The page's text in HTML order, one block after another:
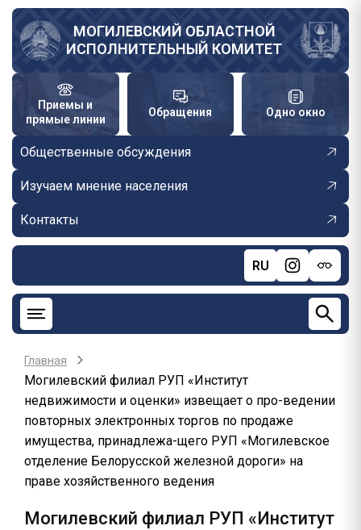
Перейти
основному
содержанию
МОГИЛЕВСКИЙ ОБЛАСТНОЙ
ИСПОЛНИТЕЛЬНЫЙ КОМИТЕТ
Приемы и
прямые линии
Обращения Одно окно
Общественные обсуждения
Изучаем мнение населения
Контакты
RU
Главная
Могилевский филиал РУП «Институт
недвижимости и оценки» извещает о про-ведении
повторных электронных торгов по продаже
имущества, принадлежа-щего РУП «Могилевское
отделение Белорусской железной дороги» на
праве хозяйственного ведения
Могилевский филиал РУП «Институт